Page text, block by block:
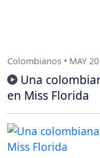
Colombianos • MAY
Una
en Miss Florida